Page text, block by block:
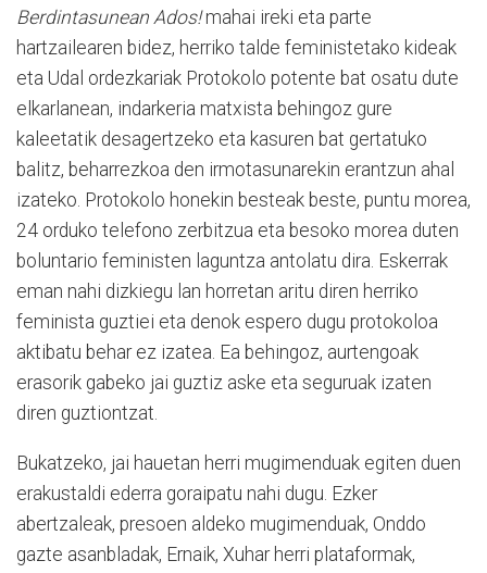
Berdintasunean Ados!mahai ireki eta parte
hartzailearen bidez, herriko talde feministetako kideak
eta Udal ordezkariak Protokolo potente bat osatu dute
elkarlanean, indarkeria matxista behingoz gure
kaleetatik desagertzeko eta kasuren bat gertatuko
balitz, beharrezkoa den irmotasunarekin erantzun ahal
izateko. Protokolo honekin besteak beste, puntu morea,
24 orduko telefono zerbitzua eta besoko morea duten
boluntario feministen laguntza antolatu dira. Eskerrak
eman nahi dizkiegu lan horretan aritu diren herriko
feminista guztiei eta denok espero dugu protokoloa
aktibatu behar ez izatea. Ea behingoz, aurtengoak
erasorik gabeko jai guztiz aske eta seguruak izaten
diren guztiontzat.
Bukatzeko, jai hauetan herri mugimenduak egiten duen
erakustaldi ederra goraipatu nahi dugu. Ezker
abertzaleak, presoen aldeko mugimenduak, Onddo
gazte asanbladak, Ernaik, Xuhar herri plataformak,